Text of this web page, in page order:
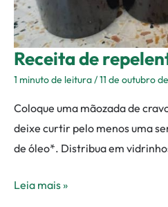
Receita de
1 minuto de leitura/11 de outubro
Coloque uma mãozada de
deixe curtir pelo menos uma
de óleo*. Distribua em
Leia mais »